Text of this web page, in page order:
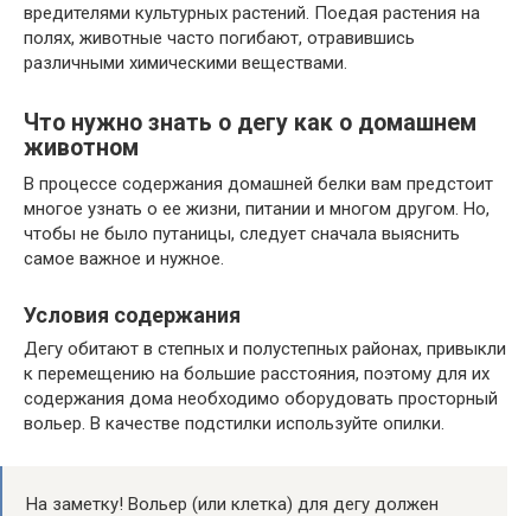
вредителями культурных растений. Поедая растения на
полях, животные часто погибают, отравившись
различными химическими веществами.
Что нужно знать о дегу как о домашнем
животном
В процессе содержания домашней белки вам предстоит
многое узнать о ее жизни, питании и многом другом. Но,
чтобы не было путаницы, следует сначала выяснить
самое важное и нужное.
Условия содержания
Дегу обитают в степных и полустепных районах, привыкли
к перемещению на большие расстояния, поэтому для их
содержания дома необходимо оборудовать просторный
вольер. В качестве подстилки используйте опилки.
На заметку! Вольер (или клетка) для дегу должен